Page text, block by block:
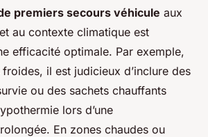
premiers secours véhicule aux
et au contexte climatique est
efficacité optimale. Par exemple,
il est judicieux d’inclure des
ou des sachets chauffants
lors d’une
En zones chaudes ou